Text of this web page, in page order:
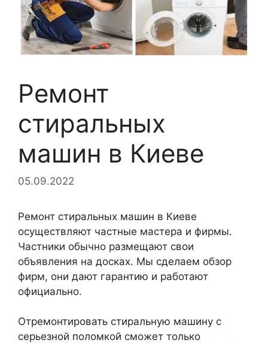
Ремонт
стиральных
машин в Киеве
05.09.2022
Ремонт стиральных машин в Киеве
осуществляют частные мастера и фирмы.
Частники обычно размещают свои
объявления на досках. Мы сделаем обзор
фирм, они дают гарантию и работают
официально.
Отремонтировать стиральную машину с
серьезной поломкой сможет только